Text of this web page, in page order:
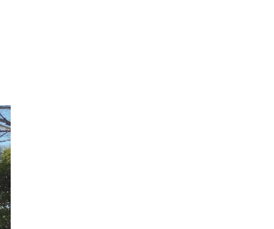
お問い合わせはこちら
お問い合わせはこちら